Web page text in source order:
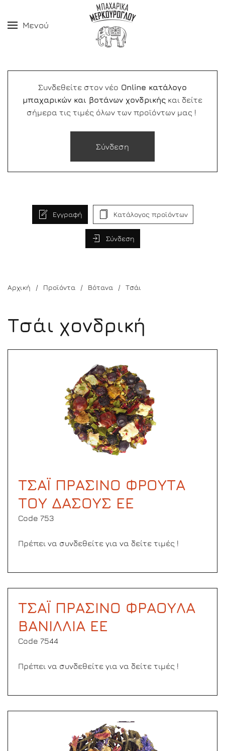
Μενού
Συνδεθείτε στον νέο Online κατάλογο
μπαχαρικών και βοτάνων χονδρικής και δείτε
σήμερα τις τιμές όλων των προϊόντων μας !
Σύνδεση
Εγγραφή Κατάλογος προϊόντων
Σύνδεση
Αρχική Προϊόντα Βότανα Τσάι
Τσάι χονδρική
ΤΣΑΪ ΠΡΑΣΙΝΟ ΦΡΟΥΤΑ
ΤΟΥ ΔΑΣΟΥΣ ΕΕ
Code 753
Πρέπει να συνδεθείτε για να δείτε τιμές !
ΤΣΑΪ ΠΡΑΣΙΝΟ ΦΡΑΟΥΛΑ
ΒΑΝΙΛΛΙΑ ΕΕ
Code 7544
Πρέπει να συνδεθείτε για να δείτε τιμές !